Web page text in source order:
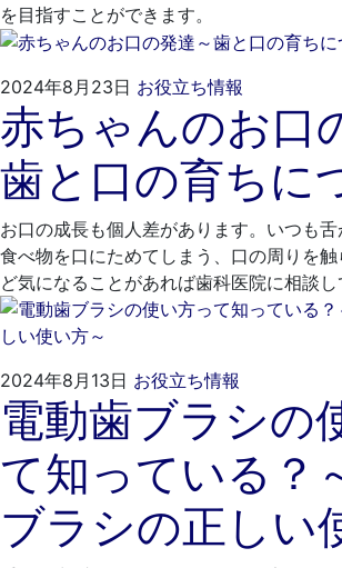
を目指すことができます。
2024年8月23日 お役立ち情報
年
7
月
29
日
れ
も
と
歯
科
医
院
赤ちゃんのお口
歯と口の育ちに
お口の成長も個人差があります。いつも舌
食べ物を口にためてしまう、口の周りを
ど気になることがあれば歯科医院に相談し
2024年8月13日 お役立ち情報
年
7
月
29
日
れ
も
と
歯
科
医
電動歯ブラシの
て知っている？
ブラシの正しい